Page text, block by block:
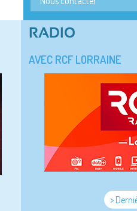
RADIO
AVEC RCF LORRAINE
>